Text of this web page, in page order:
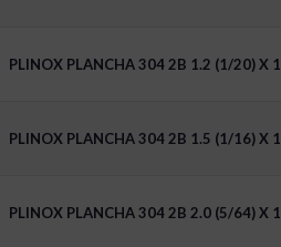
PLINOX PLANCHA 304 2B 1.2 (1/20) X
PLINOX PLANCHA 304 2B 1.5 (1/16) X
PLINOX PLANCHA 304 2B 2.0 (5/64) X